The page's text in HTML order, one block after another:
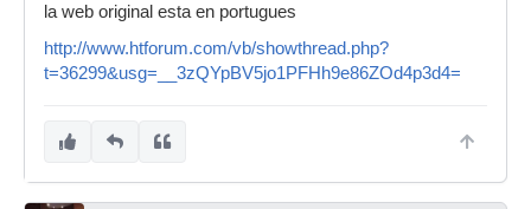
la web original esta en portugues
http://www.htforum.com/vb/showthread.php?
t=36299&usg=__3zQYpBV5jo1PFHh9e86ZOd4p3d4=